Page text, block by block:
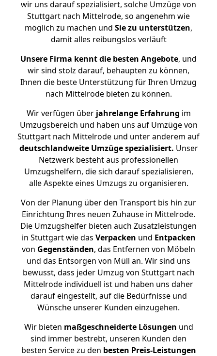
wir uns darauf spezialisiert, solche Umzüge von
Stuttgart nach Mittelrode, so angenehm wie
möglich zu machen und Sie zu unterstützen,
damit alles reibungslos verläuft
Unsere Firma kennt die besten Angebote, und
wir sind stolz darauf, behaupten zu können,
Ihnen die beste Unterstützung für Ihren Umzug
nach Mittelrode bieten zu können.
Wir verfügen überjahrelange Erfahrung im
Umzugsbereich und haben uns auf Umzüge von
Stuttgart nach Mittelrode und unter anderem auf
deutschlandweite Umzüge spezialisiert. Unser
Netzwerk besteht aus professionellen
Umzugshelfern, die sich darauf spezialisieren,
alle Aspekte eines Umzugs zu organisieren.
Von der Planung über den Transport bis hin zur
Einrichtung Ihres neuen Zuhause in Mittelrode.
Die Umzugshelfer bieten auch Zusatzleistungen
in Stuttgart wie das Verpacken und Entpacken
von Gegenständen, das Entfernen von Möbeln
und das Entsorgen von Müll an. Wir sind uns
bewusst, dass jeder Umzug von Stuttgart nach
Mittelrode individuell ist und haben uns daher
darauf eingestellt, auf die Bedürfnisse und
Wünsche unserer Kunden einzugehen.
Wir bieten maßgeschneiderte Lösungen und
sind immer bestrebt, unseren Kunden den
besten Service zu den besten Preis-Leistungen